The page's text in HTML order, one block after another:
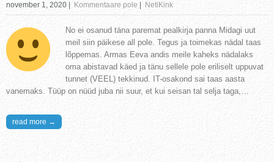
november 1, 2020 Kommentaare pole NetiKink
No ei osanud täna paremat pealkirja panna Midagi uut
meil siin päikese all pole. Tegus ja toimekas nädal taas
lõppemas. Armas Eeva andis meile kaheks nädalaks
oma abistavad käed ja tänu sellele pole eriliselt uppuvat
tunnet (VEEL) tekkinud. IT-osakond sai taas aasta
vanemaks. Tüüp on nüüd juba nii suur, et kui seisan tal selja taga,…
read more →